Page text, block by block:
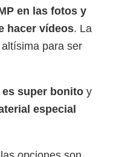
en las fotos y
hacer vídeos. La
para ser
super bonito y
especial